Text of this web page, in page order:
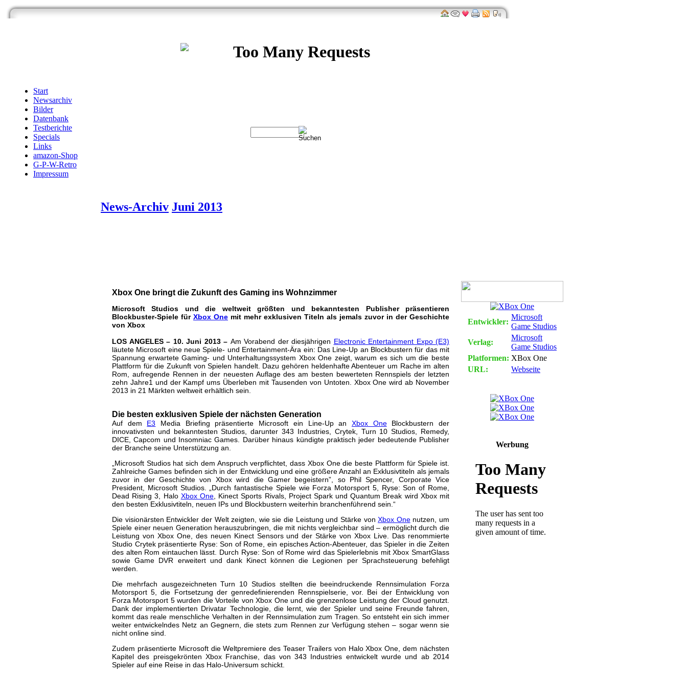
Start
Newsarchiv
Bilder
Datenbank
Testberichte
Specials
Links
amazon-Shop
G-P-W-Retro
Impressum
News-Archiv Juni 2013
Xbox One bringt die Zukunft des Gaming ins Wohnzimmer
Microsoft Studios und die weltweit größten und bekanntesten Publisher präsentieren
Blockbuster-Spiele für Xbox One mit mehr exklusiven Titeln als jemals zuvor in der Geschichte
von Xbox
LOS ANGELES – 10. Juni 2013 – Am Vorabend der diesjährigen Electronic Entertainment Expo (E3)
läutete Microsoft eine neue Spiele- und Entertainment-Ära ein: Das Line-Up an Blockbustern für das mit
Spannung erwartete Gaming- und Unterhaltungssystem Xbox One zeigt, warum es sich um die beste
Plattform für die Zukunft von Spielen handelt. Dazu gehören heldenhafte Abenteuer um Rache im alten
Rom, aufregende Rennen in der neuesten Auflage des am besten bewerteten Rennspiels der letzten
zehn Jahre1 und der Kampf ums Überleben mit Tausenden von Untoten. Xbox One wird ab November
2013 in 21 Märkten weltweit erhältlich sein.
Die besten exklusiven Spiele der nächsten Generation
Auf dem E3 Media Briefing präsentierte Microsoft ein Line-Up an Xbox OneBlockbustern der
innovativsten und bekanntesten Studios, darunter 343 Industries, Crytek, Turn 10 Studios, Remedy,
DICE, Capcom und Insomniac Games. Darüber hinaus kündigte praktisch jeder bedeutende Publisher
der Branche seine Unterstützung an.
„Microsoft Studios hat sich dem Anspruch verpflichtet, dass Xbox One die beste Plattform für Spiele ist.
Zahlreiche Games befinden sich in der Entwicklung und eine größere Anzahl an Exklusivtiteln als jemals
zuvor in der Geschichte von Xbox wird die Gamer begeistern”, so Phil Spencer, Corporate Vice
President, Microsoft Studios. „Durch fantastische Spiele wie Forza Motorsport 5, Ryse: Son of Rome,
Dead Rising 3, Halo Xbox One, Kinect Sports Rivals, Project Spark und Quantum Break wird Xbox mit
den besten Exklusivtiteln, neuen IPs und Blockbustern weiterhin branchenführend sein.“
Die visionärsten Entwickler der Welt zeigten, wie sie die Leistung und Stärke vonXbox Onenutzen, um
Spiele einer neuen Generation herauszubringen, die mit nichts vergleichbar sind – ermöglicht durch die
Leistung von Xbox One, des neuen Kinect Sensors und der Stärke von Xbox Live. Das renommierte
Studio Crytek präsentierte Ryse: Son of Rome, ein episches Action-Abenteuer, das Spieler in die Zeiten
des alten Rom eintauchen lässt. Durch Ryse: Son of Rome wird das Spielerlebnis mit Xbox SmartGlass
sowie Game DVR erweitert und dank Kinect können die Legionen per Sprachsteuerung befehligt
werden.
Die mehrfach ausgezeichneten Turn 10 Studios stellten die beeindruckende Rennsimulation Forza
Motorsport 5, die Fortsetzung der genredefinierenden Rennspielserie, vor. Bei der Entwicklung von
Forza Motorsport 5 wurden die Vorteile von Xbox One und die grenzenlose Leistung der Cloud genutzt.
Dank der implementierten Drivatar Technologie, die lernt, wie der Spieler und seine Freunde fahren,
kommt das reale menschliche Verhalten in der Rennsimulation zum Tragen. So entsteht ein sich immer
weiter entwickelndes Netz an Gegnern, die stets zum Rennen zur Verfügung stehen – sogar wenn sie
nicht online sind.
Zudem präsentierte Microsoft die Weltpremiere des Teaser Trailers von Halo Xbox One, dem nächsten
Kapitel des preisgekrönten Xbox Franchise, das von 343 Industries entwickelt wurde und ab 2014
Spieler auf eine Reise in das Halo-Universum schickt.
Entwickler:
Microsoft
Game Studios
Verlag:
Microsoft
Game Studios
Platformen: XBox One
URL:
Webseite
Werbung